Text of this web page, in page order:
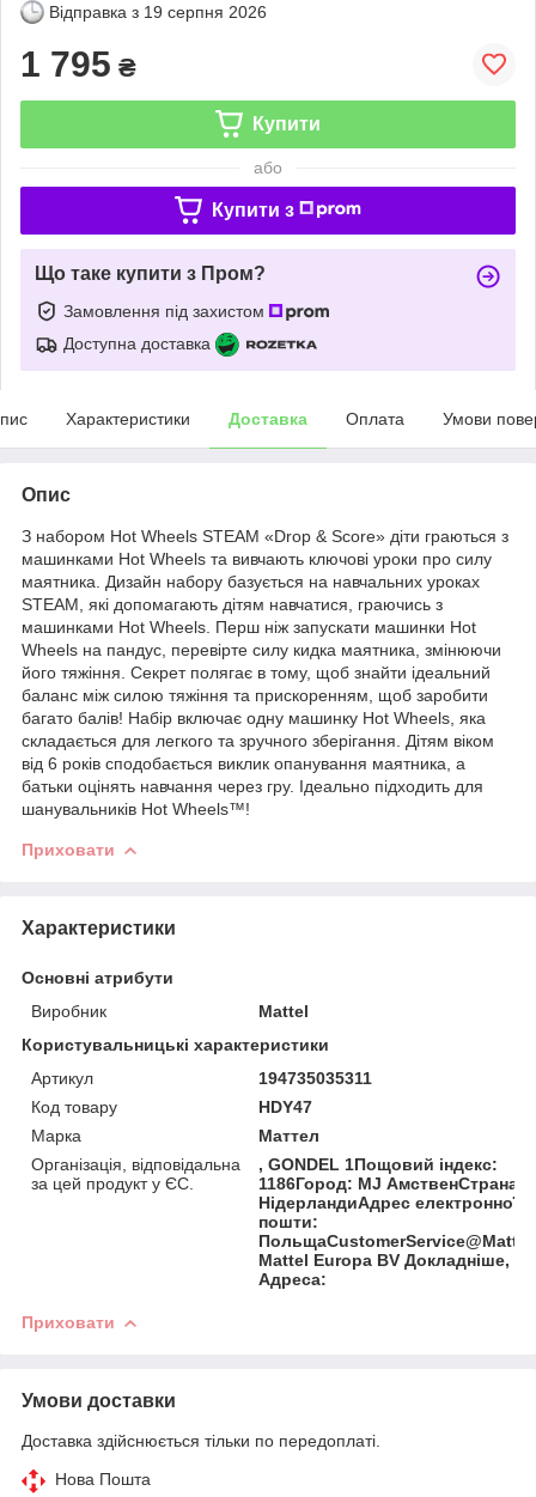
Відправка з 19 серпня 2026
1 795 ₴
Купити
або
Купити з
Що таке купити з Пром?
Замовлення під захистом
Доступна доставка
Характеристики Доставка Оплата Умови
Опис
З набором Hot Wheels STEAM «Drop & Score» діти граються з
машинками Hot Wheels та вивчають ключові уроки про силу
маятника. Дизайн набору базується на навчальних уроках
STEAM, які допомагають дітям навчатися, граючись з
машинками Hot Wheels. Перш ніж запускати машинки Hot
Wheels на пандус, перевірте силу кидка маятника, змінюючи
його тяжіння. Секрет полягає в тому, щоб знайти ідеальний
баланс між силою тяжіння та прискоренням, щоб заробити
багато балів! Набір включає одну машинку Hot Wheels, яка
складається для легкого та зручного зберігання. Дітям віком
від 6 років сподобається виклик опанування маятника, а
батьки оцінять навчання через гру. Ідеально підходить для
шанувальників Hot Wheels™!
Приховати
Характеристики
Основні атрибути
Виробник
Mattel
Користувальницькі характеристики
Артикул
194735035311
Код товару
HDY47
Марка
Маттел
Організація, відповідальна
за цей продукт у ЄС.
, GONDEL 1Пощовий індекс:
1186Город: MJ АмственСтрана:
НідерландиАдрес електронної
пошти:
Mattel Europa BV Докладніше,
Адреса:
Приховати
Умови доставки
Доставка здійснюється тільки по передоплаті.
Нова Пошта